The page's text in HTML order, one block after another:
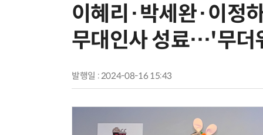
이혜리·박세완·이정
무대인사 성료…'무더
발행일 : 2024-08-16 15:43